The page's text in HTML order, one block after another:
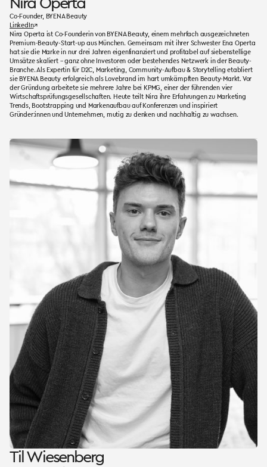
Co-Founder, BYENA Beauty
LinkedIn↗
Nira Operta ist Co-Founderin von BYENA Beauty, einem mehrfach ausgezeichneten
Premium-Beauty-Start-up aus München. Gemeinsam mit ihrer Schwester Ena Operta
hat sie die Marke in nur drei Jahren eigenfinanziert und profitabel auf siebenstellige
Umsätze skaliert – ganz ohne Investoren oder bestehendes Netzwerk in der Beauty-
Branche. Als Expertin für D2C, Marketing, Community-Aufbau & Storytelling etabliert
sie BYENA Beauty erfolgreich als Lovebrand im hart umkämpften Beauty-Markt. Vor
der Gründung arbeitete sie mehrere Jahre bei KPMG, einer der führenden vier
Wirtschaftsprüfungsgesellschaften. Heute teilt Nira ihre Erfahrungen zu Marketing
Trends, Bootstrapping und Markenaufbau auf Konferenzen und inspiriert
Gründer:innen und Unternehmen, mutig zu denken und nachhaltig zu wachsen.
Til Wiesenberg